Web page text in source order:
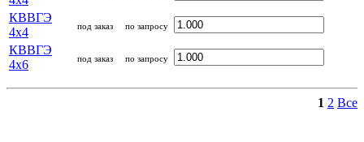
КВВГЭ
4x4
под заказ по запросу
КВВГЭ
4x6
под заказ по запросу
1 2 Все